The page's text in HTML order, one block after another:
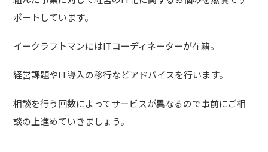
ポートしています。
イークラフトマンにはITコーディネーターが在籍。
経営課題やIT導入の移行などアドバイスを行います。
相談を行う回数によってサービスが異なるので事前にご相
談の上進めていきましょう。